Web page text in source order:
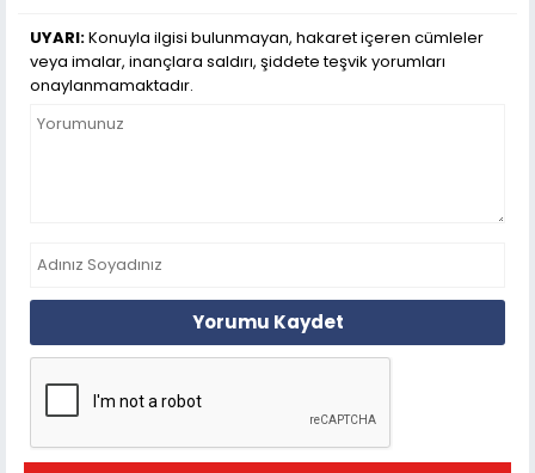
UYARI:Konuyla ilgisi bulunmayan, hakaret içeren cümleler
veya imalar, inançlara saldırı, şiddete teşvik yorumları
onaylanmamaktadır.
Yorumu Kaydet